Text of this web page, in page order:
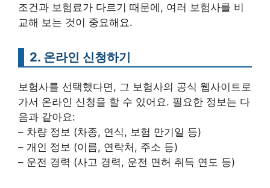
조건과 보험료가 다르기 때문에, 여러 보험사를 비
교해 보는 것이 중요해요.
2. 온라인 신청하기
보험사를 선택했다면, 그 보험사의 공식 웹사이트로
가서 온라인 신청을 할 수 있어요. 필요한 정보는 다
음과 같아요:
– 차량 정보 (차종, 연식, 보험 만기일 등)
– 개인 정보 (이름, 연락처, 주소 등)
– 운전 경력 (사고 경력, 운전 면허 취득 연도 등)